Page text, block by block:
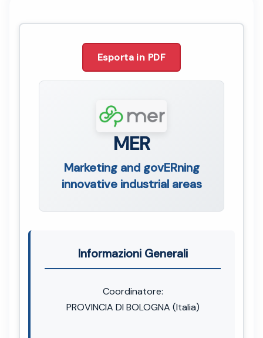
Esporta in PDF
MER
Marketing and govERning
innovative industrial areas
Informazioni Generali
Coordinatore:
PROVINCIA DI BOLOGNA (Italia)